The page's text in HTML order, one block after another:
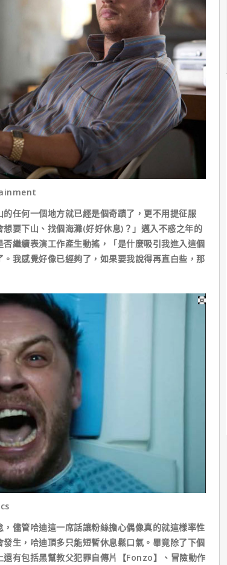
任何一個地方就已經是個奇蹟了，更不用提征服
要下山、找個海灘(好好休息)？」邁入不惑之年的
繼續表演工作產生動搖，「是什麼吸引我進入這個
我感覺好像已經夠了，如果要我說得再直白些，那
儘管哈迪這一席話讓粉絲擔心偶像真的就這樣率性
生，哈迪頂多只能短暫休息鬆口氣。畢竟除了下個
有包括黑幫教父犯罪自傳片【Fonzo】、冒險動作